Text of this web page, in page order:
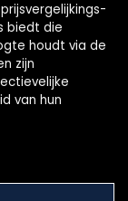
biedt die
houdt via de
zijn
van hun